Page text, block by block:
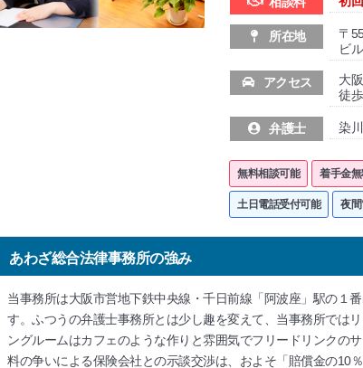
所在地
〒
ビ
アクセス
大
徒
弁護士 染
無料相談可能 着手金
土日電話受付可能 夜
あわざ総合法律事務所の強み
当事務所は大阪市営地下鉄中央線・千日前線「阿波座」駅の１
す。ふつうの弁護士事務所とは少し趣を変えて、当事務所では
ングルームはカフェのような作りと雰囲気でフリードリンクの
料の争いによる保険会社との示談交渉は、およそ「賠償金の10